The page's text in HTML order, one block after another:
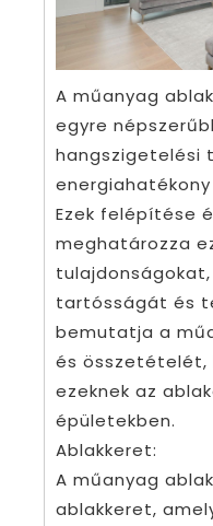
A műanyag
egyre
hangszigetelési
Ezek felépítése
meghatározza
tartósságát és
bemutatja a
és összetételét,
ezeknek az
épületekben.
Ablakkeret:
A műanyag
ablakkeret,